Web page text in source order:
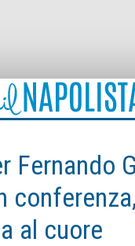
Fernando
al cuore